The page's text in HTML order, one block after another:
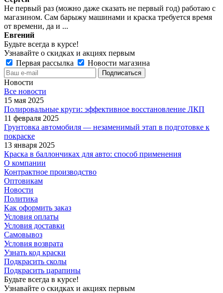
Не первый раз (можно даже сказать не первый год) работаю с
магазином. Сам барыжу машинами и краска требуется время
от времени, да и ...
Евгений
Будьте всегда в курсе!
Узнавайте о скидках и акциях первым
Первая рассылка
Новости магазина
Новости
Все новости
15 мая 2025
Полировальные круги: эффективное восстановление ЛКП
11 февраля 2025
Грунтовка автомобиля — незаменимый этап в подготовке к
покраске
13 января 2025
Краска в баллончиках для авто: способ применения
О компании
Контрактное производство
Оптовикам
Новости
Политика
Как оформить заказ
Условия оплаты
Условия доставки
Самовывоз
Условия возврата
Узнать код краски
Подкрасить сколы
Подкрасить царапины
Будьте всегда в курсе!
Узнавайте о скидках и акциях первым